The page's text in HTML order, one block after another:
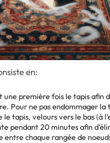
en:
une première fois le tapis afin
Pour ne pas endommager la
tapis, velours vers le bas (à
pendant 20 minutes afin
entre chaque rangée de